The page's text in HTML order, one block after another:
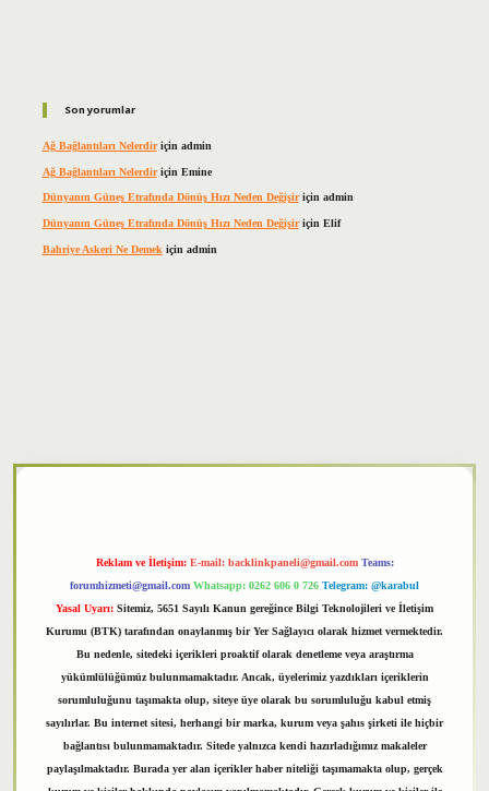
Son yorumlar
Ağ Bağlantıları Nelerdiriçin admin
Ağ Bağlantıları Nelerdiriçin Emine
Dünyanın Güneş Etrafında Dönüş Hızı Neden Değişiriçin admin
Dünyanın Güneş Etrafında Dönüş Hızı Neden Değişiriçin Elif
Bahriye Askeri Ne Demek için admin
Reklam ve İletişim: E-mail: backlinkpaneli@gmail.com Teams:
forumhizmeti@gmail.com Whatsapp: 0262 606 0 726 Telegram: @karabul
Yasal Uyarı: Sitemiz, 5651 Sayılı Kanun gereğince Bilgi Teknolojileri ve İletişim
Kurumu (BTK) tarafından onaylanmış bir Yer Sağlayıcı olarak hizmet vermektedir.
Bu nedenle, sitedeki içerikleri proaktif olarak denetleme veya araştırma
yükümlülüğümüz bulunmamaktadır. Ancak, üyelerimiz yazdıkları içeriklerin
sorumluluğunu taşımakta olup, siteye üye olarak bu sorumluluğu kabul etmiş
sayılırlar. Bu internet sitesi, herhangi bir marka, kurum veya şahıs şirketi ile hiçbir
bağlantısı bulunmamaktadır. Sitede yalnızca kendi hazırladığımız makaleler
paylaşılmaktadır. Burada yer alan içerikler haber niteliği taşımamakta olup, gerçek